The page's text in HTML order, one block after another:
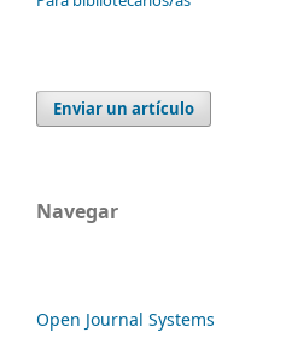
Enviar un artículo
Navegar
Open Journal Systems